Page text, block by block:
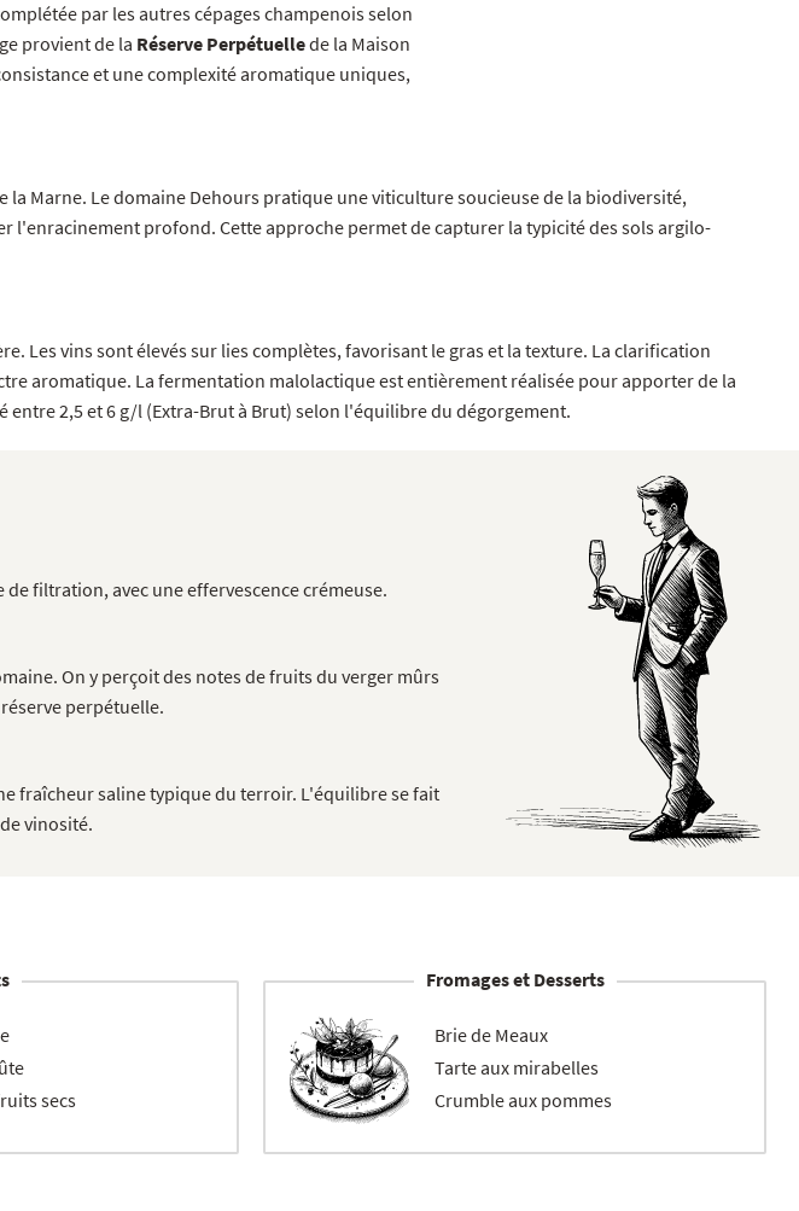
par les autres cépages champenois selon
provient de la Réserve Perpétuellede la Maison
et une complexité aromatique uniques,
Marne. Le domaine Dehours pratique une viticulture soucieuse de la biodiversité,
profond. Cette approche permet de capturer la typicité des sols argilo-
vins sont élevés sur lies complètes, favorisant le gras et la texture. La clarification
aromatique. La fermentation malolactique est entièrement réalisée pour apporter de la
entre 2,5 et 6 g/l (Extra-Brut à Brut) selon l'équilibre du dégorgement.
filtration, avec une effervescence crémeuse.
On y perçoit des notes de fruits du verger mûrs
perpétuelle.
fraîcheur saline typique du terroir. L'équilibre se fait
vinosité.
secs
Fromages et Desserts
Brie de Meaux
Tarte aux mirabelles
Crumble aux pommes